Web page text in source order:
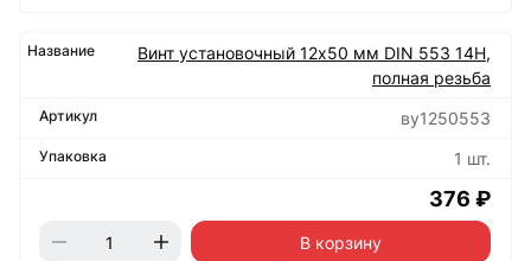
Винт установочный 12х50 мм DIN 553 14Н,
полная резьба
ву1250553
1 шт.
376 ₽
В корзину